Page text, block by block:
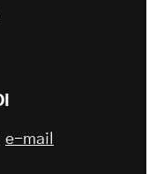
e-mail